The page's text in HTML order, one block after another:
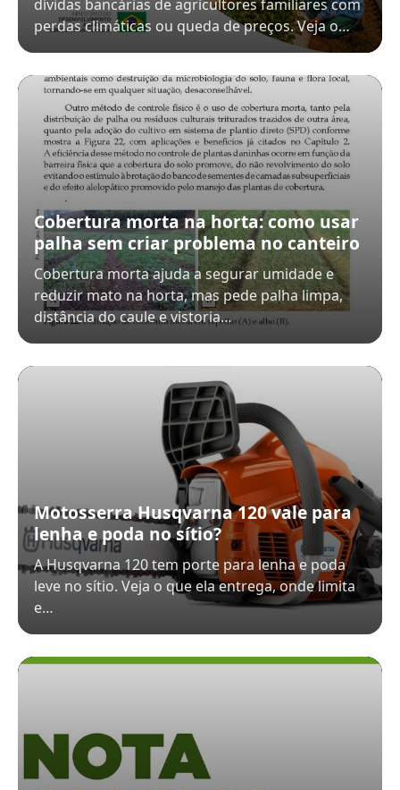
dívidas bancárias de agricultores familiares com
perdas climáticas ou queda de preços. Veja o…
Cobertura morta na horta: como usar
palha sem criar problema no canteiro
Cobertura morta ajuda a segurar umidade e
reduzir mato na horta, mas pede palha limpa,
distância do caule e vistoria…
Motosserra Husqvarna 120 vale para
lenha e poda no sítio?
A Husqvarna 120 tem porte para lenha e poda
leve no sítio. Veja o que ela entrega, onde limita
e…